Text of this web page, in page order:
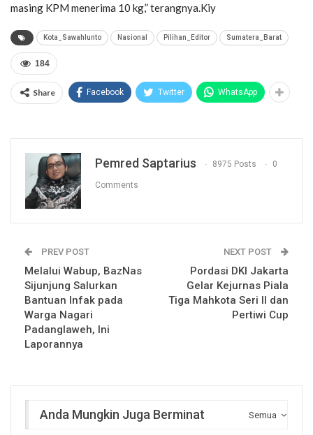
masing KPM menerima 10 kg,” terangnya.Kiy
Kota_Sawahlunto Nasional Pilihan_Editor Sumatera_Barat
184
Share Facebook Twitter WhatsApp
Pemred Saptarius 8975 Posts 0
Comments
PREV POST
Melalui Wabup, BazNas
Sijunjung Salurkan
Bantuan Infak pada
Warga Nagari
Padanglaweh, Ini
Laporannya
NEXT POST
Pordasi DKI Jakarta
Gelar Kejurnas Piala
Tiga Mahkota Seri II dan
Pertiwi Cup
Semua
Anda Mungkin Juga Berminat